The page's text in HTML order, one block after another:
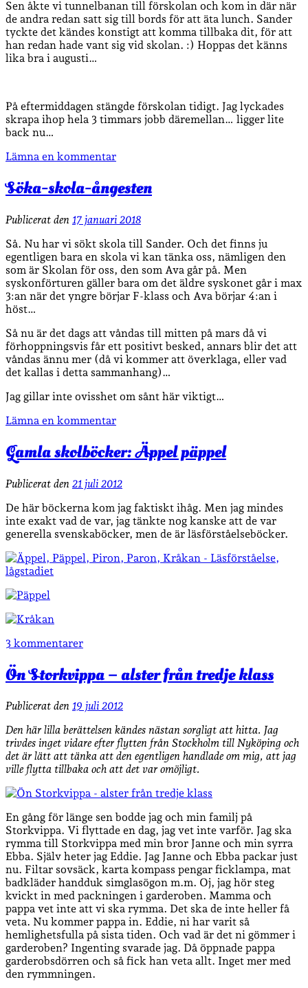
Sen åkte vi tunnelbanan till förskolan och kom in där när
de andra redan satt sig till bords för att äta lunch. Sander
tyckte det kändes konstigt att komma tillbaka dit, för att
han redan hade vant sig vid skolan. :) Hoppas det känns
lika bra i augusti…
På eftermiddagen stängde förskolan tidigt. Jag lyckades
skrapa ihop hela 3 timmars jobb däremellan… ligger lite
back nu…
Lämna en kommentar
Söka-skola-ångesten
Publicerat den 17 januari 2018
Så. Nu har vi sökt skola till Sander. Och det finns ju
egentligen bara en skola vi kan tänka oss, nämligen den
som är Skolan för oss, den som Ava går på. Men
syskonförturen gäller bara om det äldre syskonet går i max
3:an när det yngre börjar F-klass och Ava börjar 4:an i
höst…
Så nu är det dags att våndas till mitten på mars då vi
förhoppningsvis får ett positivt besked, annars blir det att
våndas ännu mer (då vi kommer att överklaga, eller vad
det kallas i detta sammanhang)…
Jag gillar inte ovisshet om sånt här viktigt…
Lämna en kommentar
Gamla skolböcker: Äppel päppel
Publicerat den 21 juli 2012
De här böckerna kom jag faktiskt ihåg. Men jag mindes
inte exakt vad de var, jag tänkte nog kanske att de var
generella svenskaböcker, men de är läsförståelseböcker.
3 kommentarer
Ön Storkvippa – alster från tredje klass
Publicerat den 19 juli 2012
Den här lilla berättelsen kändes nästan sorgligt att hitta. Jag
trivdes inget vidare efter flytten från Stockholm till Nyköping och
det är lätt att tänka att den egentligen handlade om mig, att jag
ville flytta tillbaka och att det var omöjligt.
En gång för länge sen bodde jag och min familj på
Storkvippa. Vi flyttade en dag, jag vet inte varför. Jag ska
rymma till Storkvippa med min bror Janne och min syrra
Ebba. Själv heter jag Eddie. Jag Janne och Ebba packar just
nu. Filtar sovsäck, karta kompass pengar ficklampa, mat
badkläder handduk simglasögon m.m. Oj, jag hör steg
kvickt in med packningen i garderoben. Mamma och
pappa vet inte att vi ska rymma. Det ska de inte heller få
veta. Nu kommer pappa in. Eddie, ni har varit så
hemlighetsfulla på sista tiden. Och vad är det ni gömmer i
garderoben? Ingenting svarade jag. Då öppnade pappa
garderobsdörren och så fick han veta allt. Inget mer med
den rymmningen.